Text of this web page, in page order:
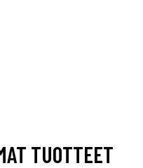
TUOTTEET